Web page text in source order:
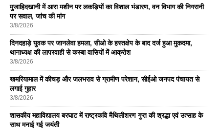
मुजाहिदखानी में आरा मशीन पर लकड़ियों का विशाल भंडारण, वन विभाग की निगरानी
पर सवाल, जांच की मांग
3/8/2026
दिनदहाड़े युवक पर जानलेवा हमला, सीओ के हस्तक्षेप के बाद दर्ज हुआ मुकदमा,
थानाध्यक्ष की लापरवाही से कस्बा वासियों में आक्रोश
3/8/2026
खमरियामाल में कीचड़ और जलभराव से ग्रामीण परेशान, सीईओ जनपद पंचायत से
लगाई गुहार
3/8/2026
शासकीय महाविद्यालय बरघाट में राष्ट्रकवि मैथिलीशरण गुप्त की श्रद्धा एवं उत्साह के
साथ मनाई गई जयंती